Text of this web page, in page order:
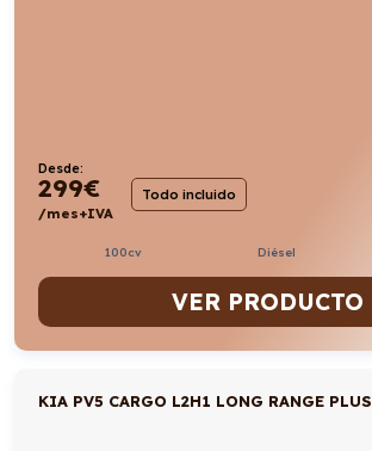
Desde:
299€
/mes+IVA
Todo incluido
100cv Diésel
VER PRODUCTO
KIA PV5 CARGO L2H1 LONG RANGE PLUS